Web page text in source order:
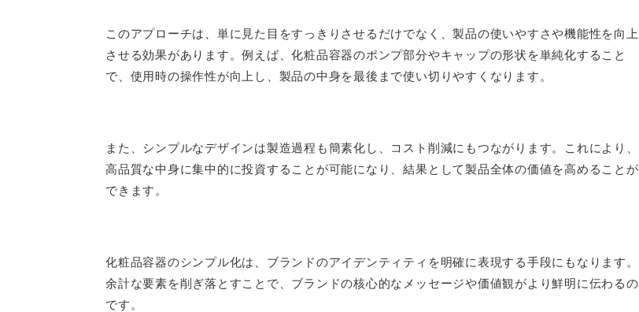
このアプローチは、単に見た目をすっきりさせるだけでなく、製品の使いやすさや機能性を向上
させる効果があります。例えば、化粧品容器のポンプ部分やキャップの形状を単純化すること
で、使用時の操作性が向上し、製品の中身を最後まで使い切りやすくなります。
また、シンプルなデザインは製造過程も簡素化し、コスト削減にもつながります。これにより、
高品質な中身に集中的に投資することが可能になり、結果として製品全体の価値を高めることが
できます。
化粧品容器のシンプル化は、ブランドのアイデンティティを明確に表現する手段にもなります。
余計な要素を削ぎ落とすことで、ブランドの核心的なメッセージや価値観がより鮮明に伝わるの
です。